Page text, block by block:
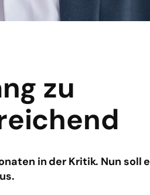
zu
in der Kritik. Nun soll